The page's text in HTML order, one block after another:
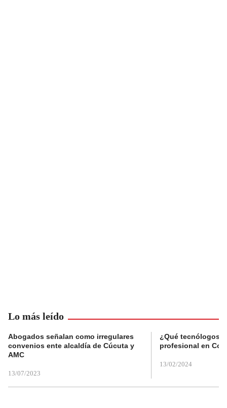
Lo más leído
Abogados señalan como irregulares
convenios ente alcaldía de Cúcuta y
AMC
13/07/2023
¿Qué tecnólogos
profesional en
13/02/2024